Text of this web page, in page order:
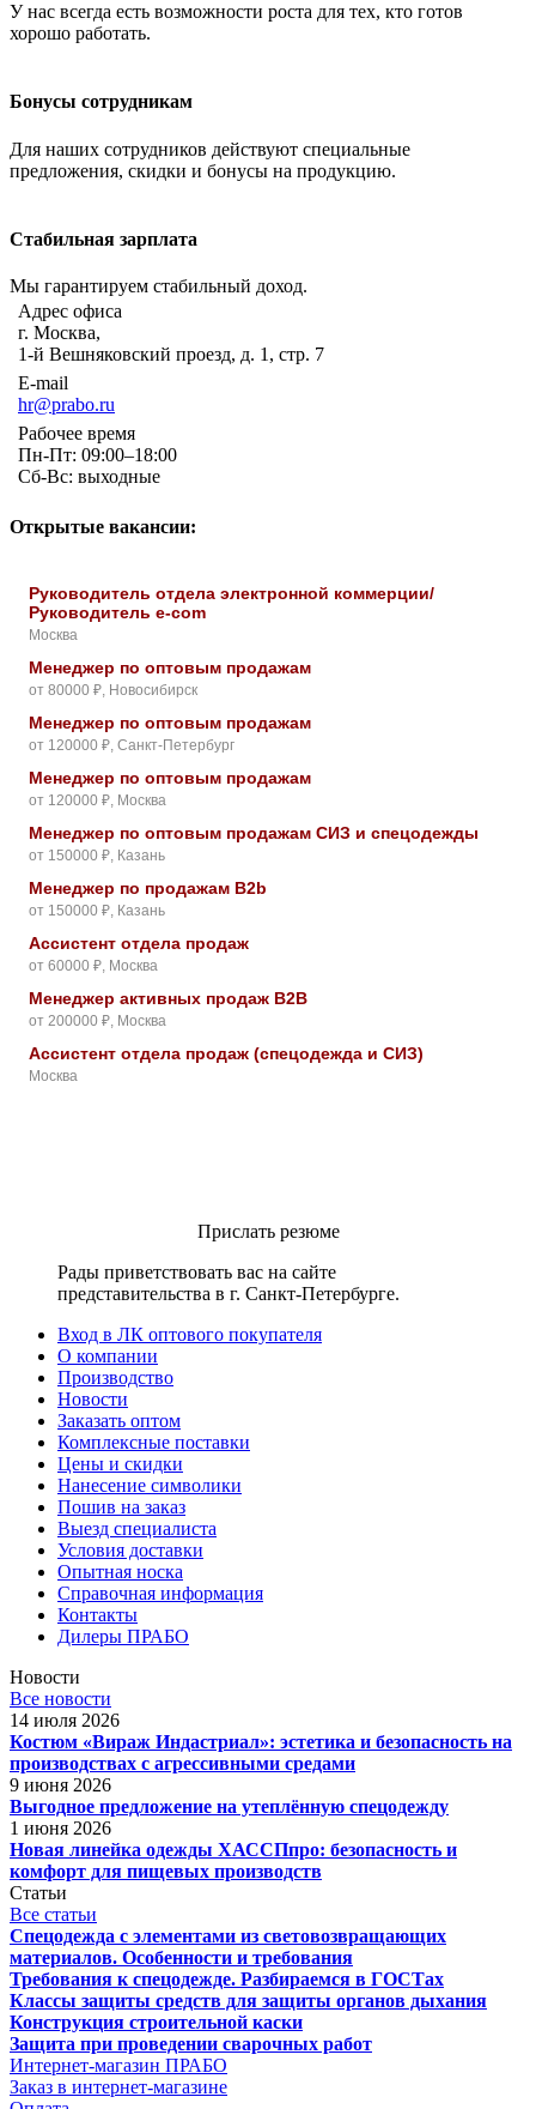
У нас всегда есть возможности роста для тех, кто готов
хорошо работать.
Бонусы сотрудникам
Для наших сотрудников действуют специальные
предложения, скидки и бонусы на продукцию.
Стабильная зарплата
Мы гарантируем стабильный доход.
Адрес офиса
г. Москва,
1-й Вешняковский проезд, д. 1, стр. 7
E-mail
hr@prabo.ru
Рабочее время
Пн-Пт: 09:00–18:00
Сб-Вс: выходные
Открытые вакансии:
Руководитель отдела электронной коммерции/
Руководитель e-com
Москва
Менеджер по оптовым продажам
от 80000 ₽, Новосибирск
Менеджер по оптовым продажам
от 120000 ₽, Санкт-Петербург
Менеджер по оптовым продажам
от 120000 ₽, Москва
Менеджер по оптовым продажам СИЗ и спецодежды
от 150000 ₽, Казань
Менеджер по продажам B2b
от 150000 ₽, Казань
Ассистент отдела продаж
от 60000 ₽, Москва
Менеджер активных продаж B2B
от 200000 ₽, Москва
Ассистент отдела продаж (спецодежда и СИЗ)
Москва
Прислать резюме
Рады приветствовать вас на сайте
представительства в г. Санкт-Петербурге.
Вход в ЛК оптового покупателя
О компании
Производство
Новости
Заказать оптом
Комплексные поставки
Цены и скидки
Нанесение символики
Пошив на заказ
Выезд специалиста
Условия доставки
Опытная носка
Справочная информация
Контакты
Дилеры ПРАБО
Новости
Все новости
14 июля 2026
Костюм «Вираж Индастриал»: эстетика и безопасность на
производствах с агрессивными средами
9 июня 2026
Выгодное предложение на утеплённую спецодежду
1 июня 2026
Новая линейка одежды ХАССПпро: безопасность и
комфорт для пищевых производств
Статьи
Все статьи
Спецодежда с элементами из световозвращающих
материалов. Особенности и требования
Требования к спецодежде. Разбираемся в ГОСТах
Классы защиты средств для защиты органов дыхания
Конструкция строительной каски
Защита при проведении сварочных работ
Интернет-магазин ПРАБО
Заказ в интернет-магазине